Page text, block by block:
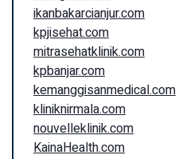
ikanbakarcianjur.com
kpjisehat.com
mitrasehatklinik.com
kpbanjar.com
kemanggisanmedical.com
kliniknirmala.com
nouvelleklinik.com
KainaHealth.com